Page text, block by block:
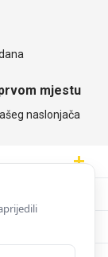
mjestu
naslonjača